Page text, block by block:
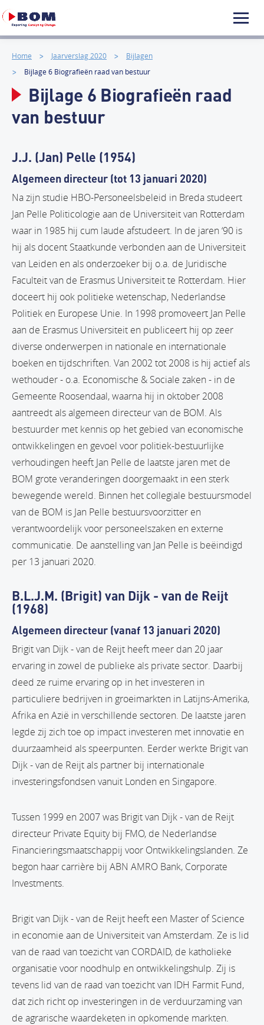
Home Jaarverslag 2020
Bijlagen
Bijlage 6 Biografieën raad van bestuur
Bijlage 6 Biografieën raad
van bestuur
J.J. (Jan) Pelle (1954)
Algemeen directeur (tot 13 januari 2020)
Na zijn studie HBO-Personeelsbeleid in Breda studeert
Jan Pelle Politicologie aan de Universiteit van Rotterdam
waar in 1985 hij cum laude afstudeert. In de jaren ‘90 is
hij als docent Staatkunde verbonden aan de Universiteit
van Leiden en als onderzoeker bij o.a. de Juridische
Faculteit van de Erasmus Universiteit te Rotterdam. Hier
doceert hij ook politieke wetenschap, Nederlandse
Politiek en Europese Unie. In 1998 promoveert Jan Pelle
aan de Erasmus Universiteit en publiceert hij op zeer
diverse onderwerpen in nationale en internationale
boeken en tijdschriften. Van 2002 tot 2008 is hij actief als
wethouder - o.a. Economische & Sociale zaken - in de
Gemeente Roosendaal, waarna hij in oktober 2008
aantreedt als algemeen directeur van de BOM. Als
bestuurder met kennis op het gebied van economische
ontwikkelingen en gevoel voor politiek-bestuurlijke
verhoudingen heeft Jan Pelle de laatste jaren met de
BOM grote veranderingen doorgemaakt in een sterk
bewegende wereld. Binnen het collegiale bestuursmodel
van de BOM is Jan Pelle bestuursvoorzitter en
verantwoordelijk voor personeelszaken en externe
communicatie. De aanstelling van Jan Pelle is beëindigd
per 13 januari 2020.
B.L.J.M. (Brigit) van Dijk - van de Reijt
(1968)
Algemeen directeur (vanaf 13 januari 2020)
Brigit van Dijk - van de Reijt heeft meer dan 20 jaar
ervaring in zowel de publieke als private sector. Daarbij
deed ze ruime ervaring op in het investeren in
particuliere bedrijven in groeimarkten in Latijns-Amerika,
Afrika en Azië in verschillende sectoren. De laatste jaren
legde zij zich toe op impact investeren met innovatie en
duurzaamheid als speerpunten. Eerder werkte Brigit van
Dijk - van de Reijt als partner bij internationale
investeringsfondsen vanuit Londen en Singapore.
Tussen 1999 en 2007 was Brigit van Dijk - van de Reijt
directeur Private Equity bij FMO, de Nederlandse
Financieringsmaatschappij voor Ontwikkelingslanden. Ze
begon haar carrière bij ABN AMRO Bank, Corporate
Investments.
Brigit van Dijk - van de Reijt heeft een Master of Science
in economie aan de Universiteit van Amsterdam. Ze is lid
van de raad van toezicht van CORDAID, de katholieke
organisatie voor noodhulp en ontwikkelingshulp. Zij is
tevens lid van de raad van toezicht van IDH Farmit Fund,
dat zich richt op investeringen in de verduurzaming van
de agrarische waardeketen in opkomende markten.